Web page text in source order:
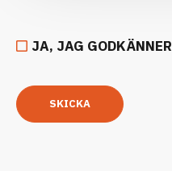
JA, JAG GODKÄNNER
SKICKA